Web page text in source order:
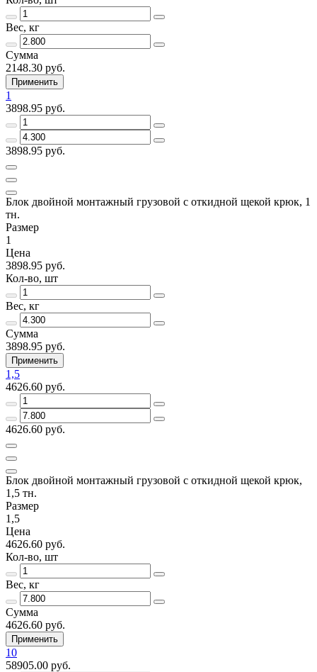
Вес, кг
Сумма
2148.30 руб.
Применить
1
3898.95 руб.
3898.95 руб.
Блок двойной монтажный грузовой с откидной щекой крюк, 1
тн.
Размер
1
Цена
3898.95 руб.
Кол-во, шт
Вес, кг
Сумма
3898.95 руб.
Применить
1,5
4626.60 руб.
4626.60 руб.
Блок двойной монтажный грузовой с откидной щекой крюк,
1,5 тн.
Размер
1,5
Цена
4626.60 руб.
Кол-во, шт
Вес, кг
Сумма
4626.60 руб.
Применить
10
58905.00 руб.